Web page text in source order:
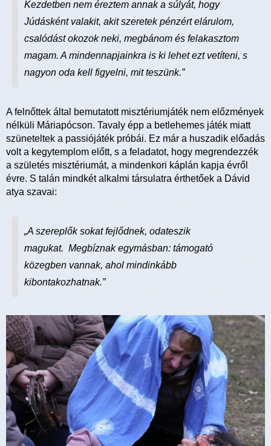
Kezdetben nem éreztem annak a súlyát, hogy
Júdásként valakit, akit szeretek pénzért elárulom,
csalódást okozok neki, megbánom és felakasztom
magam. A mindennapjainkra is ki lehet ezt vetíteni, s
nagyon oda kell figyelni, mit teszünk.”
A felnőttek által bemutatott misztériumjáték nem előzmények
nélküli Máriapócson. Tavaly épp a betlehemes játék miatt
szüneteltek a passiójáték próbái. Ez már a huszadik előadás
volt a kegytemplom előtt, s a feladatot, hogy megrendezzék
a születés misztériumát, a mindenkori káplán kapja évről
évre. S talán mindkét alkalmi társulatra érthetőek a Dávid
atya szavai:
„A szereplők sokat fejlődnek, odateszik
magukat. Megbíznak egymásban: támogató
közegben vannak, ahol mindinkább
kibontakozhatnak.”